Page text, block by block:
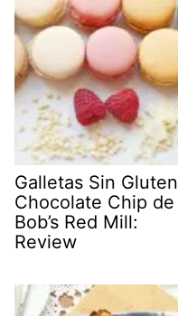
Galletas Sin Gluten
Chocolate Chip de
Bob’s Red Mill:
Review